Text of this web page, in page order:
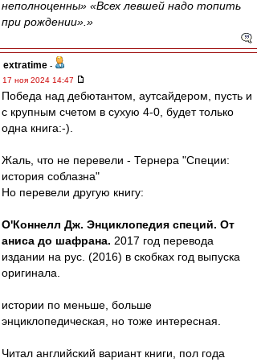
неполноценны» «Всех левшей надо топить
при рождении».»
extratime -
17 ноя 2024 14:47
Победа над дебютантом, аутсайдером, пусть и
с крупным счетом в сухую 4-0, будет только
одна книга:-).
Жаль, что не перевели - Тернера "Специи:
история соблазна"
Но перевели другую книгу:
О'Коннелл Дж. Энциклопедия специй. От
аниса до шафрана. 2017 год перевода
издании на рус. (2016) в скобках год выпуска
оригинала.
истории по меньше, больше
энциклопедическая, но тоже интересная.
Читал английский вариант книги, пол года